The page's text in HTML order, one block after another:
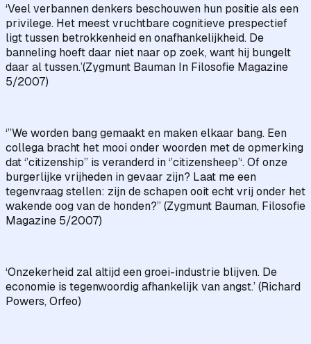
‘Veel verbannen denkers beschouwen hun positie als een
privilege. Het meest vruchtbare cognitieve prespectief
ligt tussen betrokkenheid en onafhankelijkheid. De
banneling hoeft daar niet naar op zoek, want hij bungelt
daar al tussen.’(Zygmunt Bauman In Filosofie Magazine
5/2007)
‘”We worden bang gemaakt en maken elkaar bang. Een
collega bracht het mooi onder woorden met de opmerking
dat ‘’citizenship’’ is veranderd in ‘’citizensheep’‘. Of onze
burgerlijke vrijheden in gevaar zijn? Laat me een
tegenvraag stellen: zijn de schapen ooit echt vrij onder het
wakende oog van de honden?” (Zygmunt Bauman, Filosofie
Magazine 5/2007)
‘Onzekerheid zal altijd een groei-industrie blijven. De
economie is tegenwoordig afhankelijk van angst.’ (Richard
Powers, Orfeo)